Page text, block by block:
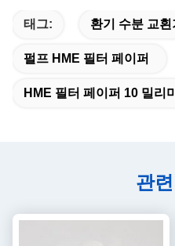
태그: 환기 수분 교
펄프 HME 필터 페이퍼
HME 필터 페이퍼 10 밀리
관